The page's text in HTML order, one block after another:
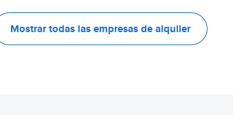
Mostrar todas las empresas de alquiler